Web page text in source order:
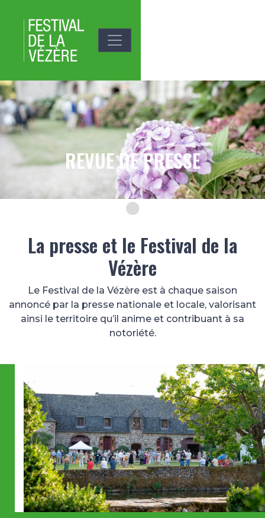
Texte du slide
REVUE DE PRESSE
Média du slide
Image
La presse et le Festival de la
Vézère
Le Festival de la Vézère est à chaque saison
annoncé par la presse nationale et locale, valorisant
ainsi le territoire qu’il anime et contribuant à sa
notoriété.